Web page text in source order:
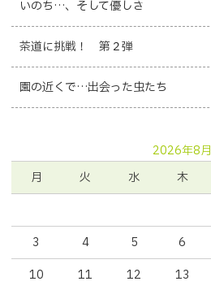
いのち…、そして優しさ
茶道に挑戦！ 第２弾
園の近くで…出会った虫たち
2026年8月
月
火 水 木
3
4 5 6
10
11 12 13